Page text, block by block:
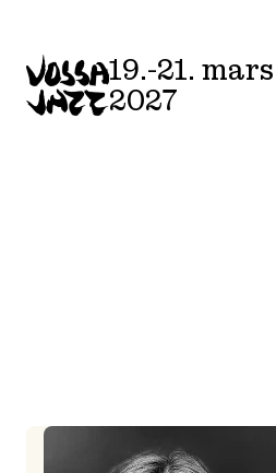
content
19.-21. mars
2027